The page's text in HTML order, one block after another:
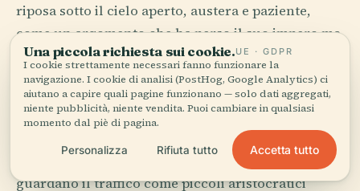
riposa sotto il cielo aperto, austera e paziente,
come un argomento che ha perso il suo impero ma
ha conservato la propria logica. Le rovine possono
essere vanitose. Questa no.
A Dhaka, invece, l'architettura parla un altro
dialetto: strade compresse, eredità mughal, resti
coloniali, improvvisazioni di cemento, balconi che
guardano il traffico come piccoli aristocratici
Una piccola richiesta sui cookie.UE · GDPR
I cookie strettamente necessari fanno funzionare la
navigazione. I cookie di analisi (PostHog, Google Analytics) ci
aiutano a capire quali pagine funzionano — solo dati aggregati,
niente pubblicità, niente vendita. Puoi cambiare in qualsiasi
momento dal piè di pagina.
Personalizza Rifiuta tutto Accetta tutto